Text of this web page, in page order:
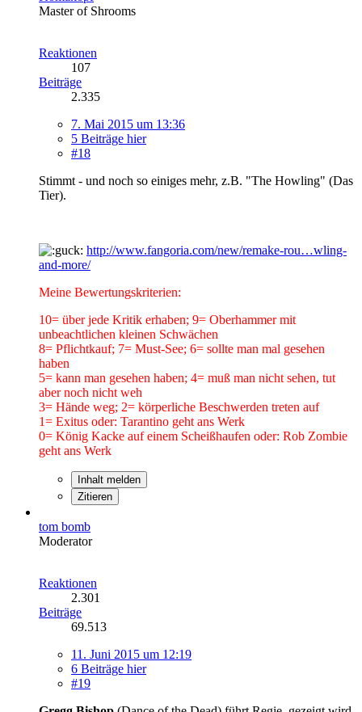
Master of Shrooms
Reaktionen
107
Beiträge
2.335
7. Mai 2015 um 13:36
5 Beiträge hier
#18
Stimmt - und noch so einiges mehr, z.B. "The Howling" (Das
Tier).
http://www.fangoria.com/new/remake-rou…wling-
and-more/
Meine Bewertungskriterien:
10= über jede Kritik erhaben; 9= Oberhammer mit
unbeachtlichen kleinen Schwächen
8= Pflichtkauf; 7= Must-See; 6= sollte man mal gesehen
haben
5= kann man gesehen haben; 4= muß man nicht sehen, tut
aber noch nicht weh
3= Hände weg; 2= körperliche Beschwerden treten auf
1= Exitus oder: Tarantino geht ans Werk
0= König Kacke auf einem Scheißhaufen oder: Rob Zombie
geht ans Werk
Inhalt melden
Zitieren
tom bomb
Moderator
Reaktionen
2.301
Beiträge
69.513
11. Juni 2015 um 12:19
6 Beiträge hier
#19